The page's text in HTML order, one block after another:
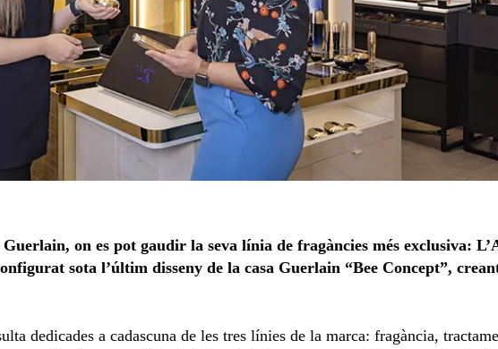
Guerlain, on es pot gaudir la seva línia de fragàncies més exclusiva:
sota l’últim disseny de la casa Guerlain “Bee Concept”,
dedicades a cadascuna de les tres línies de la marca: fragància,